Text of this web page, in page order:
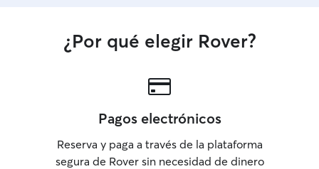
¿Por qué elegir Rover?
Pagos electrónicos
Reserva y paga a través de la plataforma
segura de Rover sin necesidad de dinero